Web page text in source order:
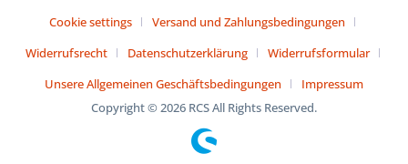
Cookie settings
Versand und Zahlungsbedingungen
Widerrufsrecht
Datenschutzerklärung
Widerrufsformular
Unsere Allgemeinen Geschäftsbedingungen
Impressum
Copyright © 2026 RCS All Rights Reserved.